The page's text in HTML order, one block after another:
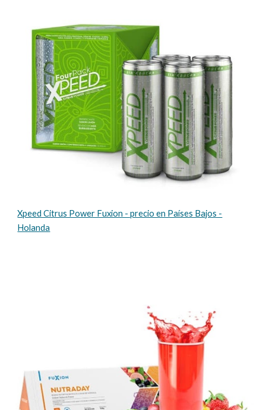
Xpeed Citrus Power Fuxion - precio en Países Bajos -
Holanda